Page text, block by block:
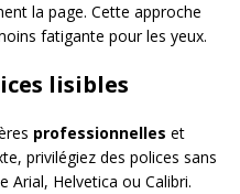
la page. Cette approche
fatigante pour les yeux.
lisibles
professionnelles et
privilégiez des polices sans
Helvetica ou Calibri.